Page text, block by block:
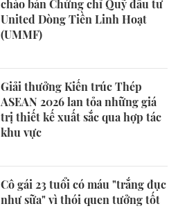
chào bán Chứng chỉ Quỹ đầu tư
United Dòng Tiền Linh Hoạt
(UMMF)
Giải thưởng Kiến trúc Thép
ASEAN 2026 lan tỏa những giá
trị thiết kế xuất sắc qua hợp tác
khu vực
Cô gái 23 tuổi có máu "trắng đục
như sữa" vì thói quen tưởng tốt